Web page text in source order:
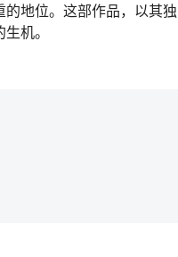
地位。这部作品，以其独
机。